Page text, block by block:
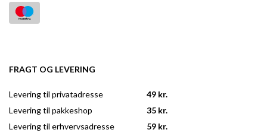
FRAGT OG LEVERING
Levering til privatadresse
Levering til pakkeshop
Levering til erhvervsadresse
49 kr.
35 kr.
59 kr.